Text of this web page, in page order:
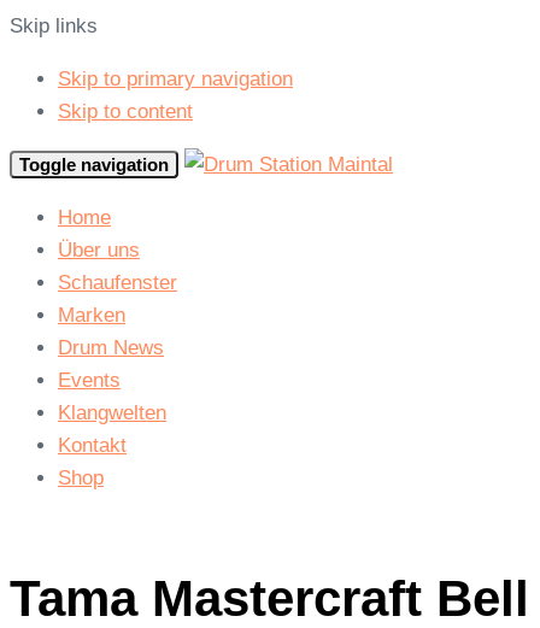
Skip links
Skip to primary navigation
Skip to content
Toggle navigation
Home
Über uns
Schaufenster
Marken
Drum News
Events
Klangwelten
Kontakt
Shop
Tama Mastercraft Bell